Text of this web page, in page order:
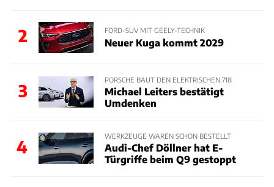
2 FORD-SUV MIT GEELY-TECHNIK
Neuer Kuga kommt 2029
3
PORSCHE BAUT DEN ELEKTRISCHEN 718
Michael Leiters bestätigt
Umdenken
4
WERKZEUGE WAREN SCHON BESTELLT
Audi-Chef Döllner hat E-
Türgriffe beim Q9 gestoppt